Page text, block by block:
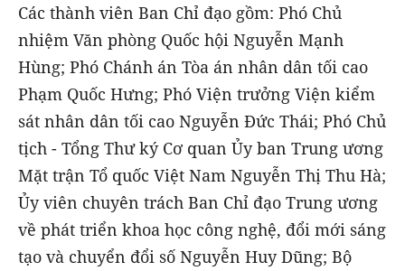
Các thành viên Ban Chỉ đạo gồm: Phó Chủ
nhiệm Văn phòng Quốc hội Nguyễn Mạnh
Hùng; Phó Chánh án Tòa án nhân dân tối cao
Phạm Quốc Hưng; Phó Viện trưởng Viện kiểm
sát nhân dân tối cao Nguyễn Đức Thái; Phó Chủ
tịch - Tổng Thư ký Cơ quan Ủy ban Trung ương
Mặt trận Tổ quốc Việt Nam Nguyễn Thị Thu Hà;
Ủy viên chuyên trách Ban Chỉ đạo Trung ương
về phát triển khoa học công nghệ, đổi mới sáng
tạo và chuyển đổi số Nguyễn Huy Dũng; Bộ